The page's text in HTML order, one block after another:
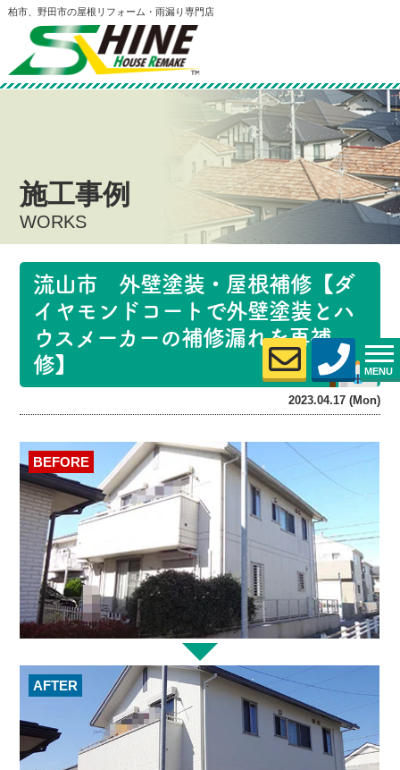
柏市、野田市の屋根リフォーム・雨漏り専門店
MENU
施工事例
WORKS
流山市 外壁塗装・屋根補修【ダ
イヤモンドコートで外壁塗装とハ
ウスメーカーの補修漏れを再補
修】
2023.04.17 (Mon)
BEFORE
AFTER